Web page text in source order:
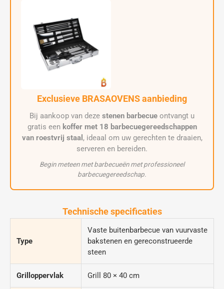
Exclusieve BRASAOVENS aanbieding
Bij aankoop van deze stenen barbecue ontvangt u
gratis een koffer met 18 barbecuegereedschappen
van roestvrij staal , ideaal om uw gerechten te draaien,
serveren en bereiden.
Begin meteen met barbecueën met professioneel
barbecuegereedschap.
Technische specificaties
Type
Vaste buitenbarbecue van vuurvaste
bakstenen en gereconstrueerde
steen
Grilloppervlak Grill 80 × 40 cm